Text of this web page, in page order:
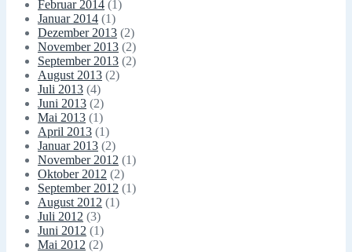
Februar 2014 (1)
Januar 2014 (1)
Dezember 2013 (2)
November 2013 (2)
September 2013 (2)
August 2013 (2)
Juli 2013 (4)
Juni 2013 (2)
Mai 2013 (1)
April 2013 (1)
Januar 2013 (2)
November 2012 (1)
Oktober 2012 (2)
September 2012 (1)
August 2012 (1)
Juli 2012 (3)
Juni 2012 (1)
Mai 2012 (2)